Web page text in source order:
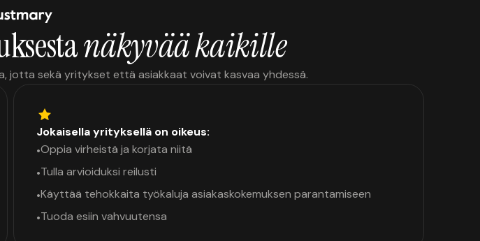
näkyvää kaikille
jotta sekä yritykset että asiakkaat voivat kasvaa yhdessä.
Jokaisella yrityksellä on oikeus:
•Oppia virheistä ja korjata niitä
•Tulla arvioiduksi reilusti
•Käyttää tehokkaita työkaluja asiakaskokemuksen parantamiseen
•Tuoda esiin vahvuutensa